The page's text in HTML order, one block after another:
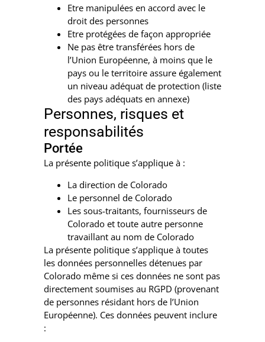
Etre manipulées en accord avec le
droit des personnes
Etre protégées de façon appropriée
Ne pas être transférées hors de
l’Union Européenne, à moins que le
pays ou le territoire assure également
un niveau adéquat de protection (liste
des pays adéquats en annexe)
Personnes, risques et
responsabilités
Portée
La présente politique s’applique à :
La direction de Colorado
Le personnel de Colorado
Les sous-traitants, fournisseurs de
Colorado et toute autre personne
travaillant au nom de Colorado
La présente politique s’applique à toutes
les données personnelles détenues par
Colorado même si ces données ne sont pas
directement soumises au RGPD (provenant
de personnes résidant hors de l’Union
Européenne). Ces données peuvent inclure
: